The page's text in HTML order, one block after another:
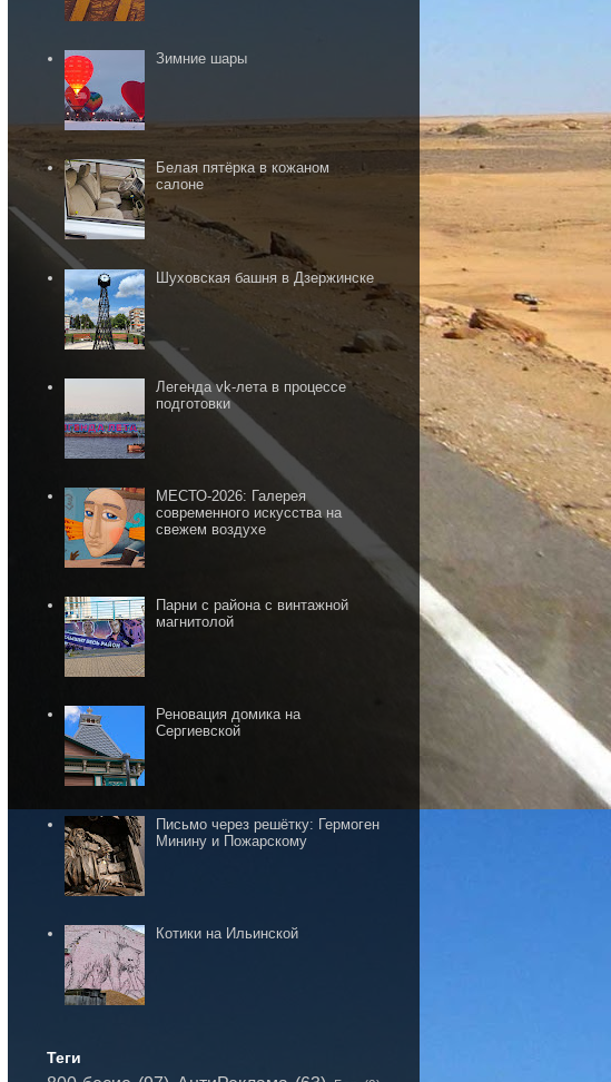
Зимние шары
Белая пятёрка в кожаном
салоне
Шуховская башня в Дзержинске
Легенда vk-лета в процессе
подготовки
МЕСТО-2026: Галерея
современного искусства на
свежем воздухе
Парни с района с винтажной
магнитолой
Реновация домика на
Сергиевской
Письмо через решётку: Гермоген
Минину и Пожарскому
Котики на Ильинской
Теги